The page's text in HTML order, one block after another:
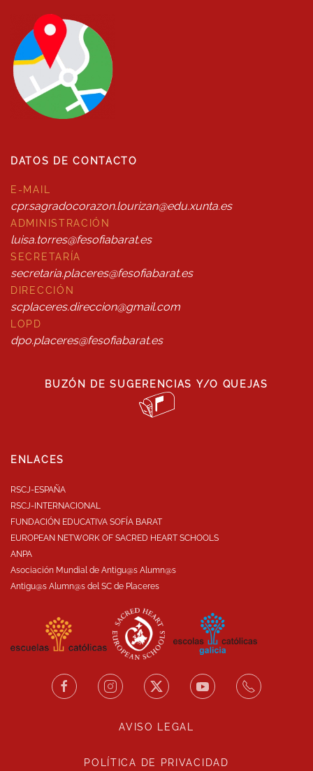
DATOS DE CONTACTO
E-MAIL
cpr.sagradocorazon.lourizan@edu.xunta.es
ADMINISTRACIÓN
luisa.torres@fesofiabarat.es
SECRETARÍA
secretaria.placeres@fesofiabarat.es
DIRECCIÓN
scplaceres.direccion@gmail.com
LOPD
dpo.placeres@fesofiabarat.es
BUZÓN DE SUGERENCIAS Y/O QUEJAS
ENLACES
RSCJ-ESPAÑA
RSCJ-INTERNACIONAL
FUNDACIÓN EDUCATIVA SOFÍA BARAT
EUROPEAN NETWORK OF SACRED HEART SCHOOLS
ANPA
Asociación Mundial de Antigu@s Alumn@s
Antigu@s Alumn@s del SC de Placeres
AVISO LEGAL
POLÍTICA DE PRIVACIDAD